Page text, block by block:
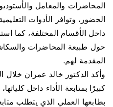
المحاضرات والمعامل
الحضور، وتوافر الأدوات
داخل الأقسام المختلفة، كما
حول طبيعة المحاضرات
المقدمة لهم.
وأكد الدكتور خالد عمران خلال
كبيرًا بمتابعة الأداء داخل
بطابعها العملي الذي يتطلب